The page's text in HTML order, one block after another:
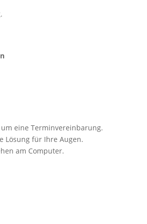
eine Terminvereinbarung.
Lösung für Ihre Augen.
am Computer.